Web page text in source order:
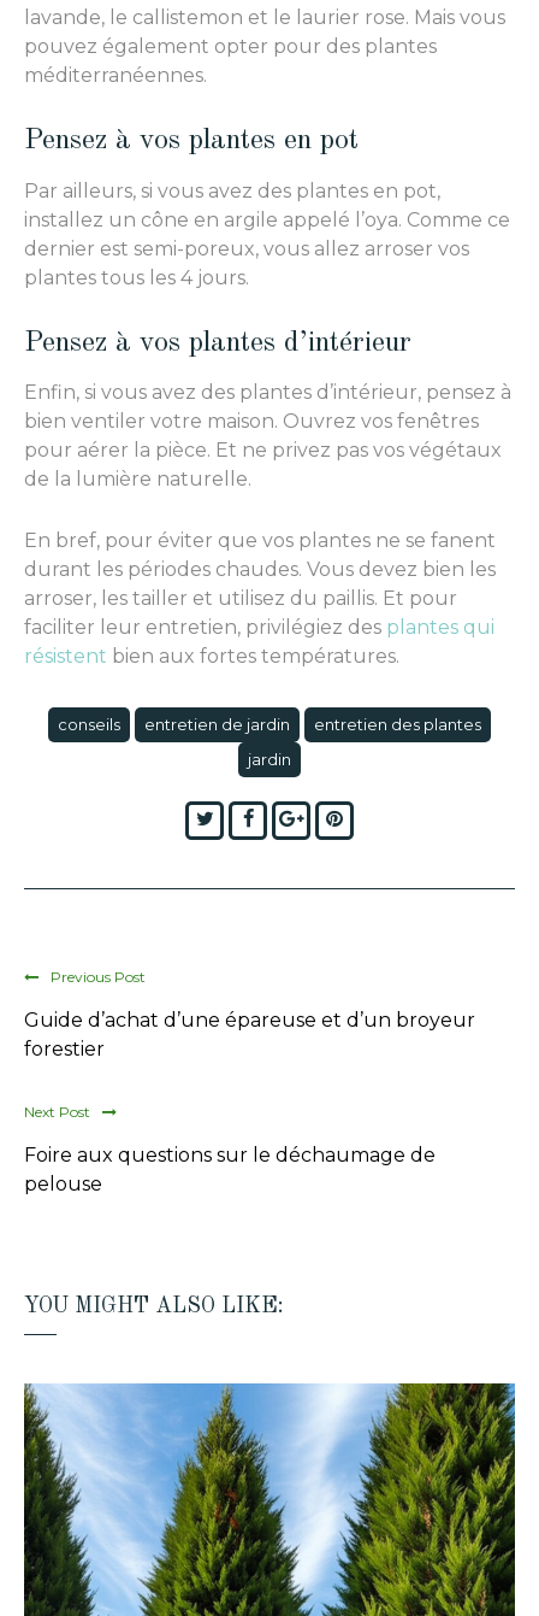
lavande, le callistemon et le laurier rose. Mais vous
pouvez également opter pour des plantes
méditerranéennes.
Pensez à vos plantes en pot
Par ailleurs, si vous avez des plantes en pot,
installez un cône en argile appelé l’oya. Comme ce
dernier est semi-poreux, vous allez arroser vos
plantes tous les 4 jours.
Pensez à vos plantes d’intérieur
Enfin, si vous avez des plantes d’intérieur, pensez à
bien ventiler votre maison. Ouvrez vos fenêtres
pour aérer la pièce. Et ne privez pas vos végétaux
de la lumière naturelle.
En bref, pour éviter que vos plantes ne se fanent
durant les périodes chaudes. Vous devez bien les
arroser, les tailler et utilisez du paillis. Et pour
faciliter leur entretien, privilégiez des plantes qui
résistent bien aux fortes températures.
conseils entretien de jardin
entretien des plantes
jardin
TwitterFacebook
Google+Pinterest
Previous Post
Guide d’achat d’une épareuse et d’un broyeur
forestier
Next Post
Foire aux questions sur le déchaumage de
pelouse
YOU MIGHT ALSO LIKE: